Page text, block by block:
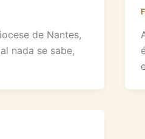
de Nantes,
nada se sabe,